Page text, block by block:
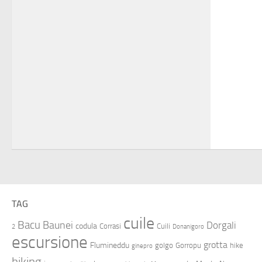
TAG
2 Bacu Baunei codula Corrasi cuile Cuili Donanigoro Dorgali
escursione Flumineddu ginepro golgo Gorropu grotta hike